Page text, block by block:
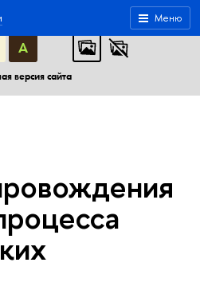
АБB
АБB
А
версия сайта
Меню